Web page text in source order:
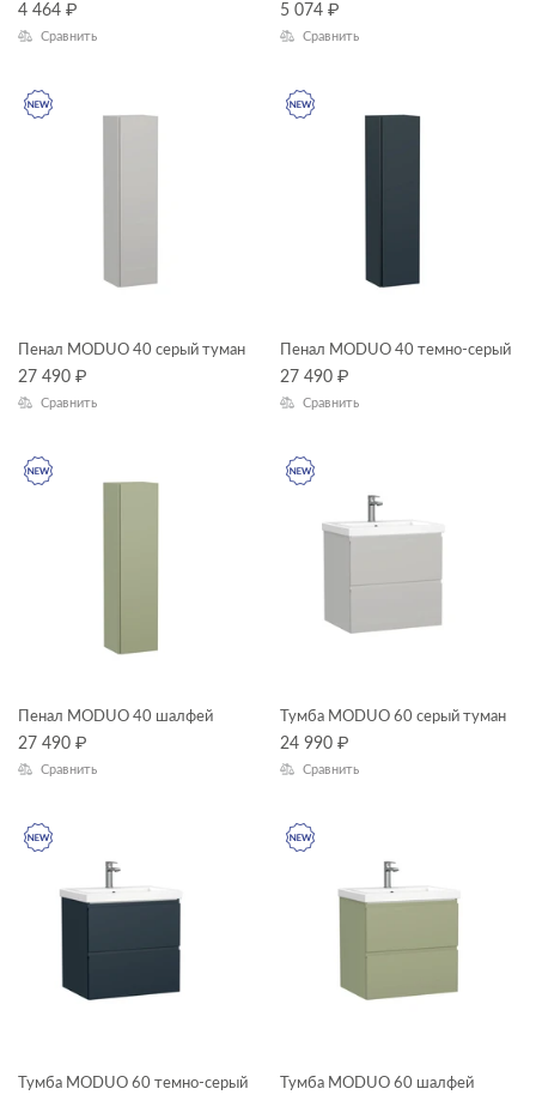
4 464 ₽
Сравнить
5 074 ₽
Сравнить
Пенал MODUO 40 серый туман
27 490 ₽
Сравнить
Пенал MODUO 40 темно-серый
27 490 ₽
Сравнить
Пенал MODUO 40 шалфей
27 490 ₽
Сравнить
Тумба MODUO 60 серый туман
24 990 ₽
Сравнить
Тумба MODUO 60 темно-серый Тумба MODUO 60 шалфей